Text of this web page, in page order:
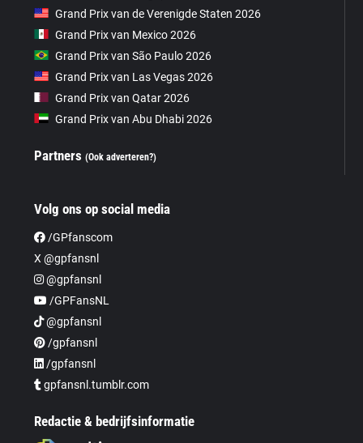
Grand Prix van de Verenigde Staten 2026
Grand Prix van Mexico 2026
Grand Prix van São Paulo 2026
Grand Prix van Las Vegas 2026
Grand Prix van Qatar 2026
Grand Prix van Abu Dhabi 2026
Partners(Ook adverteren?)
Volg ons op social media
/GPfanscom
X @gpfansnl
@gpfansnl
/GPFansNL
@gpfansnl
/gpfansnl
/gpfansnl
gpfansnl.tumblr.com
Redactie & bedrijfsinformatie